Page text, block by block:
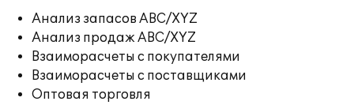
Анализ запасов ABC/XYZ
Анализ продаж ABC/XYZ
Взаиморасчеты с покупателями
Взаиморасчеты с поставщиками
Оптовая торговля